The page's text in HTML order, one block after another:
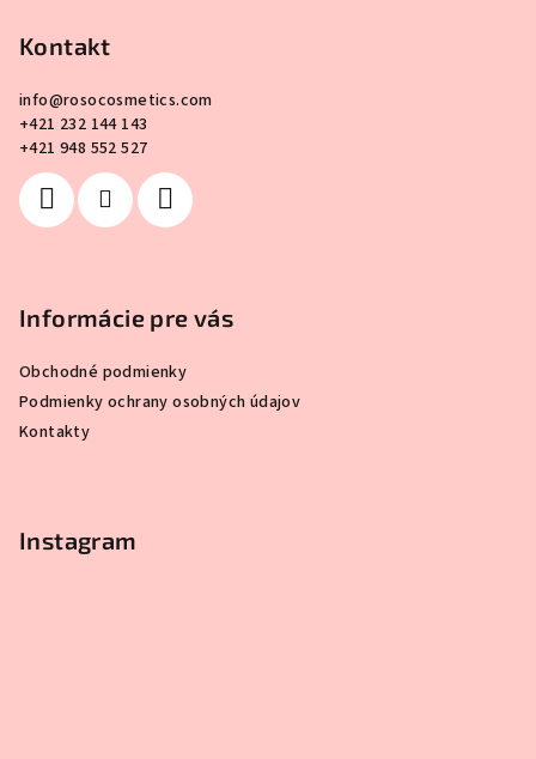
Kontakt
info@rosocosmetics.com
+421 232 144 143
+421 948 552 527
Informácie pre vás
Obchodné podmienky
Podmienky ochrany osobných údajov
Kontakty
Instagram